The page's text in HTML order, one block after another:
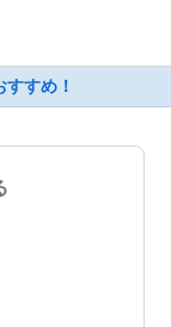
すめ！